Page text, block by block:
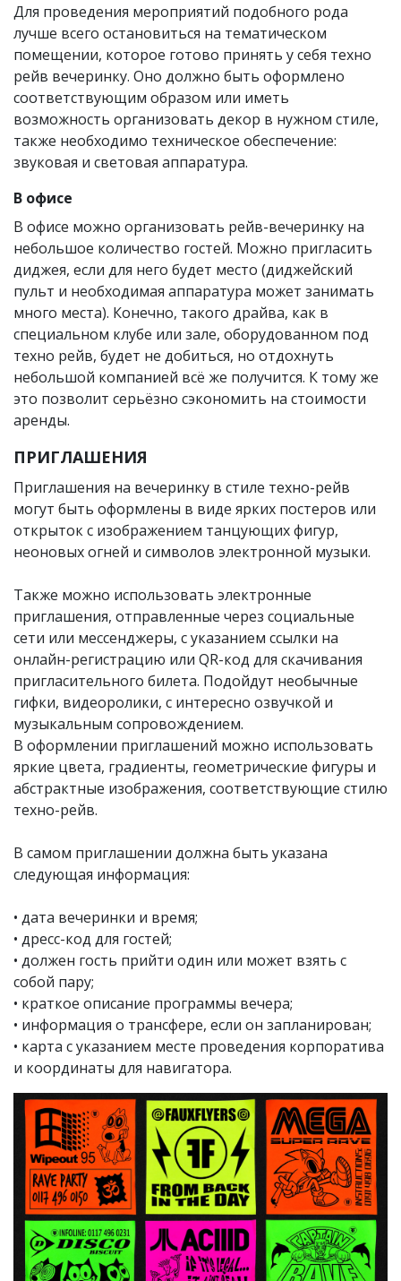
Для проведения мероприятий подобного рода
лучше всего остановиться на тематическом
помещении, которое готово принять у себя техно
рейв вечеринку. Оно должно быть оформлено
соответствующим образом или иметь
возможность организовать декор в нужном стиле,
также необходимо техническое обеспечение:
звуковая и световая аппаратура.
В офисе
В офисе можно организовать рейв-вечеринку на
небольшое количество гостей. Можно пригласить
диджея, если для него будет место (диджейский
пульт и необходимая аппаратура может занимать
много места). Конечно, такого драйва, как в
специальном клубе или зале, оборудованном под
техно рейв, будет не добиться, но отдохнуть
небольшой компанией всё же получится. К тому же
это позволит серьёзно сэкономить на стоимости
аренды.
ПРИГЛАШЕНИЯ
Приглашения на вечеринку в стиле техно-рейв
могут быть оформлены в виде ярких постеров или
открыток с изображением танцующих фигур,
неоновых огней и символов электронной музыки.
Также можно использовать электронные
приглашения, отправленные через социальные
сети или мессенджеры, с указанием ссылки на
онлайн-регистрацию или QR-код для скачивания
пригласительного билета. Подойдут необычные
гифки, видеоролики, с интересно озвучкой и
музыкальным сопровождением.
В оформлении приглашений можно использовать
яркие цвета, градиенты, геометрические фигуры и
абстрактные изображения, соответствующие стилю
техно-рейв.
В самом приглашении должна быть указана
следующая информация:
• дата вечеринки и время;
• дресс-код для гостей;
• должен гость прийти один или может взять с
собой пару;
• краткое описание программы вечера;
• информация о трансфере, если он запланирован;
• карта с указанием месте проведения корпоратива
и координаты для навигатора.